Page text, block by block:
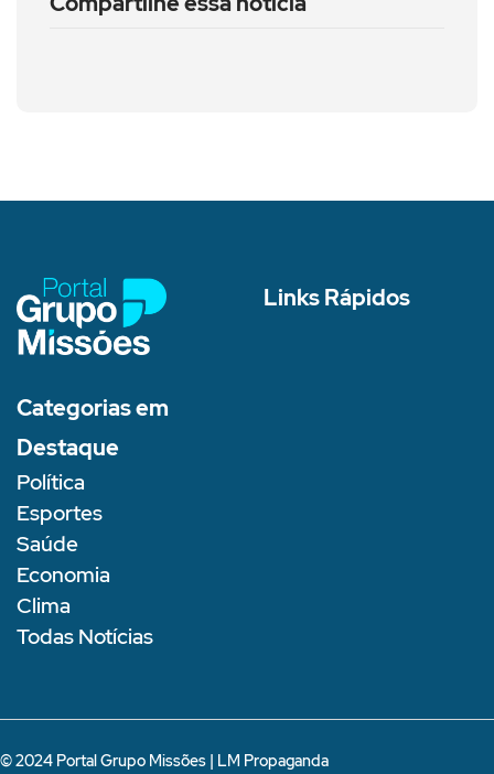
Links Rápidos
Categorias em
Destaque
Política
Esportes
Saúde
Economia
Clima
Todas Notícias
© 2024 Portal Grupo Missões | LM Propaganda